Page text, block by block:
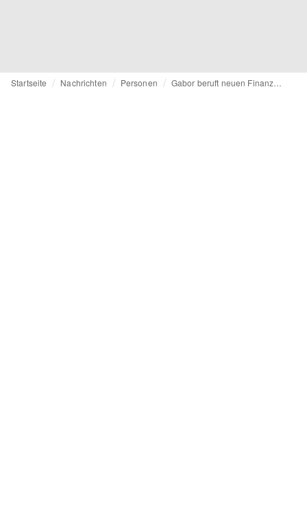
Startseite Nachrichten Personen